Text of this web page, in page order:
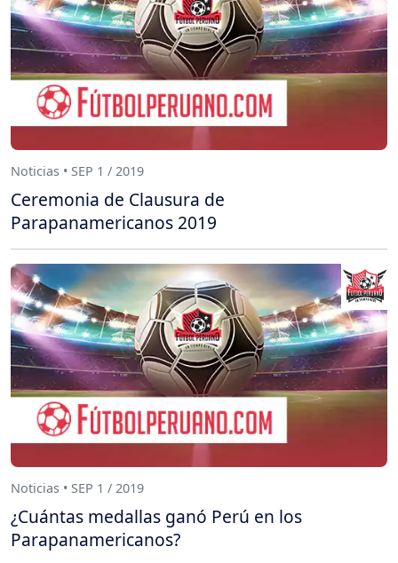
Noticias • SEP 1 / 2019
Ceremonia de Clausura de
Parapanamericanos 2019
Noticias • SEP 1 / 2019
¿Cuántas medallas ganó Perú en los
Parapanamericanos?